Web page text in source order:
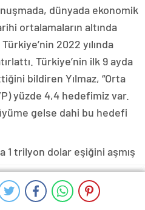
dünyada ekonomik
ortalamaların altında
2022 yılında
Türkiye’nin ilk 9 ayda
bildiren Yılmaz, “Orta
yüzde 4,4 hedefimiz var.
gelse dahi bu hedefi
1 trilyon dolar eşiğini aşmış
1 trilyon dolar eşiğini